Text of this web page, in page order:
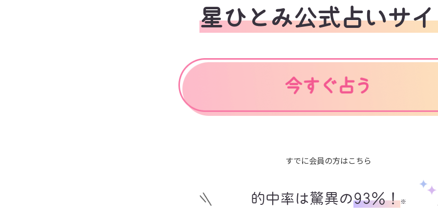
星ひとみ公式占いサ
すでに会員の方はこちら
的中率は驚異の93%！※